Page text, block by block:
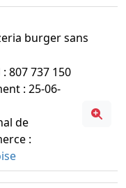
burger sans
: 807 737 150
: 25-06-
de
: